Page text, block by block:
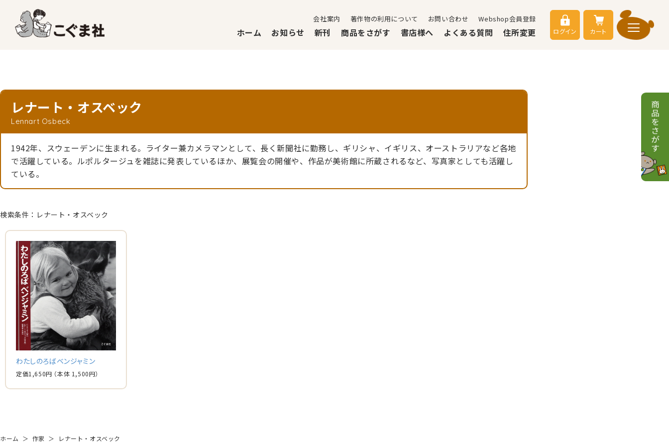
会社案内 著作物の利用について お問い合わせ Webshop会員登録
ホーム お知らせ 新刊 商品をさがす 書店様へ よくある質問 住所変更 ログイン カート
レナート・オスベック
Lennart Osbeck
1942年、スウェーデンに生まれる。ライター兼カメラマンとして、長く新聞社に勤務し、ギリシャ、イギリス、オーストラリアなど各地
で活躍している。ルポルタージュを雑誌に発表しているほか、展覧会の開催や、作品が美術館に所蔵されるなど、写真家としても活躍し
ている。
検索条件：レナート・オスベック
わたしのろばベンジャミン
定価1,650円 （本体 1,500円）
ホーム ＞ 作家 ＞ レナート・オスベック